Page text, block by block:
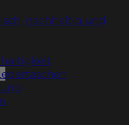
nachhaltig und